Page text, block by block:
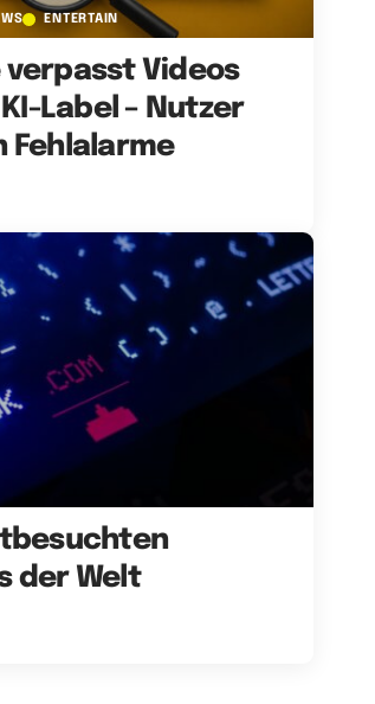
ENTERTAIN
verpasst Videos
Label – Nutzer
Fehlalarme
der Welt